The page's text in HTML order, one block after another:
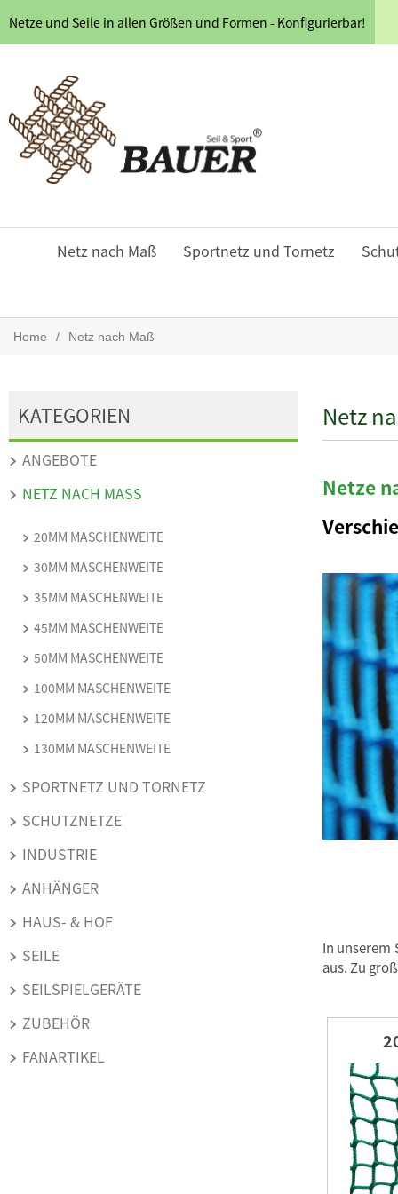
Netze und Seile in allen Größen und Formen - Konfigurierbar!
Netz nach Maß Sportnetz und Tornetz
Home / Netz nach Maß
KATEGORIEN
ANGEBOTE
NETZ NACH MASS
20MM MASCHENWEITE
30MM MASCHENWEITE
35MM MASCHENWEITE
45MM MASCHENWEITE
50MM MASCHENWEITE
100MM MASCHENWEITE
120MM MASCHENWEITE
130MM MASCHENWEITE
SPORTNETZ UND TORNETZ
SCHUTZNETZE
INDUSTRIE
ANHÄNGER
HAUS- & HOF
SEILE
SEILSPIELGERÄTE
ZUBEHÖR
FANARTIKEL
Netz
Netze
In unserem
aus. Zu